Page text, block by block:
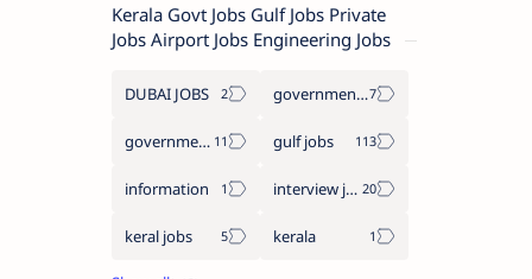
Kerala Govt Jobs Gulf Jobs Private
Jobs Airport Jobs Engineering Jobs
DUBAI JOBS government information
government jobs gulf jobs
information interview jobs
keral jobs kerala